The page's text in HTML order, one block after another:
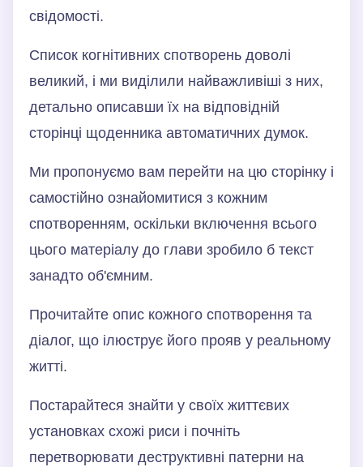
свідомості.
Список когнітивних спотворень доволі
великий, і ми виділили найважливіші з них,
детально описавши їх на відповідній
сторінці щоденника автоматичних думок.
Ми пропонуємо вам перейти на цю сторінку і
самостійно ознайомитися з кожним
спотворенням, оскільки включення всього
цього матеріалу до глави зробило б текст
занадто об'ємним.
Прочитайте опис кожного спотворення та
діалог, що ілюструє його прояв у реальному
житті.
Постарайтеся знайти у своїх життєвих
установках схожі риси і почніть
перетворювати деструктивні патерни на